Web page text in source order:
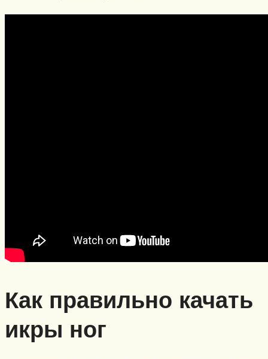
Как правильно качать
икры ног